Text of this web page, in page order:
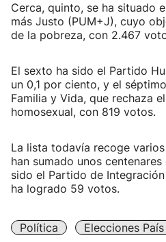
Cerca, quinto, se ha situado
más Justo (PUM+J), cuyo
de la pobreza, con 2.467
El sexto ha sido el Partido
un 0,1 por ciento, y el
Familia y Vida, que rechaza
homosexual, con 819 votos.
La lista todavía recoge
han sumado unos
sido el Partido de
ha logrado 59 votos.
Política Elecciones